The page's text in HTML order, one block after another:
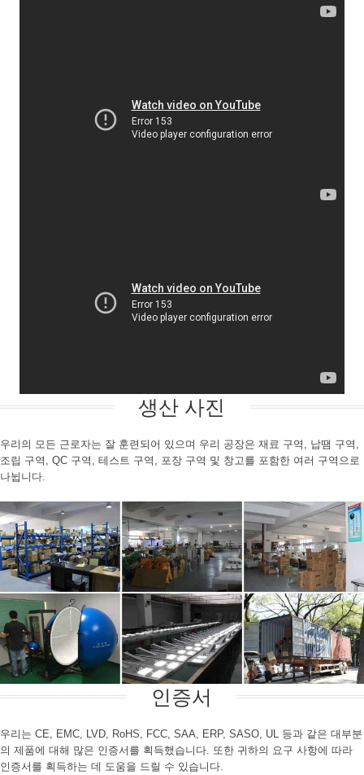
생산 사진
우리의 모든 근로자는 잘 훈련되어 있으며 우리 공장은 재료 구역, 납땜 구역,
조립 구역, QC 구역, 테스트 구역, 포장 구역 및 창고를 포함한 여러 구역으로
나뉩니다.
인증서
우리는 CE, EMC, LVD, RoHS, FCC, SAA, ERP, SASO, UL 등과 같은 대부분
의 제품에 대해 많은 인증서를 획득했습니다. 또한 귀하의 요구 사항에 따라
인증서를 획득하는 데 도움을 드릴 수 있습니다.